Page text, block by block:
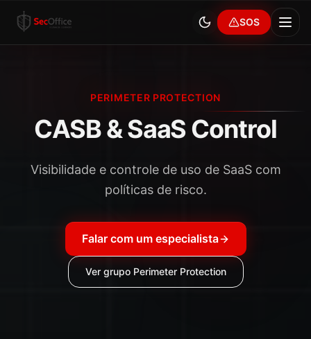
SOS
PERIMETER PROTECTION
CASB & SaaS Control
Visibilidade e controle de uso de SaaS com
políticas de risco.
Falar com um especialista
Ver grupo Perimeter Protection